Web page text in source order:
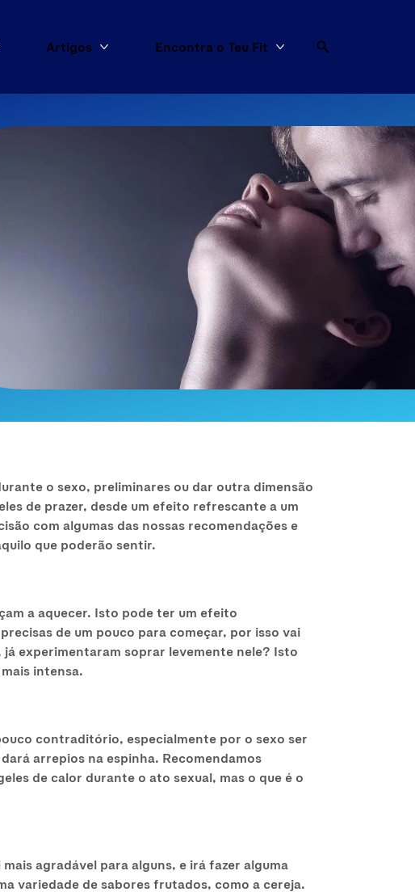
Produtos
Artigos Mais ArtigosEncontra o Teu Fit Mais Encontra o Teu
o sexo, preliminares ou dar outra dimensão
de prazer, desde um efeito refrescante a um
com algumas das nossas recomendações e
que poderão sentir.
a aquecer. Isto pode ter um efeito
de um pouco para começar, por isso vai
experimentaram soprar levemente nele? Isto
intensa.
contraditório, especialmente por o sexo ser
arrepios na espinha. Recomendamos
de calor durante o ato sexual, mas o que é o
agradável para alguns, e irá fazer alguma
variedade de sabores frutados, como a cereja.